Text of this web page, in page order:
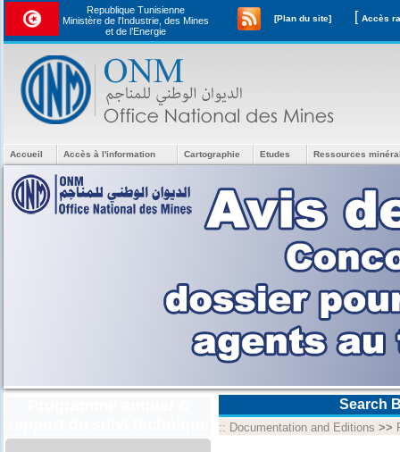
Republique Tunisienne
Ministère de l'Industrie, des Mines
et de l’Energie
[Plan du site] [
Accueil Accès à l'information Cartographie Etudes Ressources
Search
:: Documentation and Editions >>